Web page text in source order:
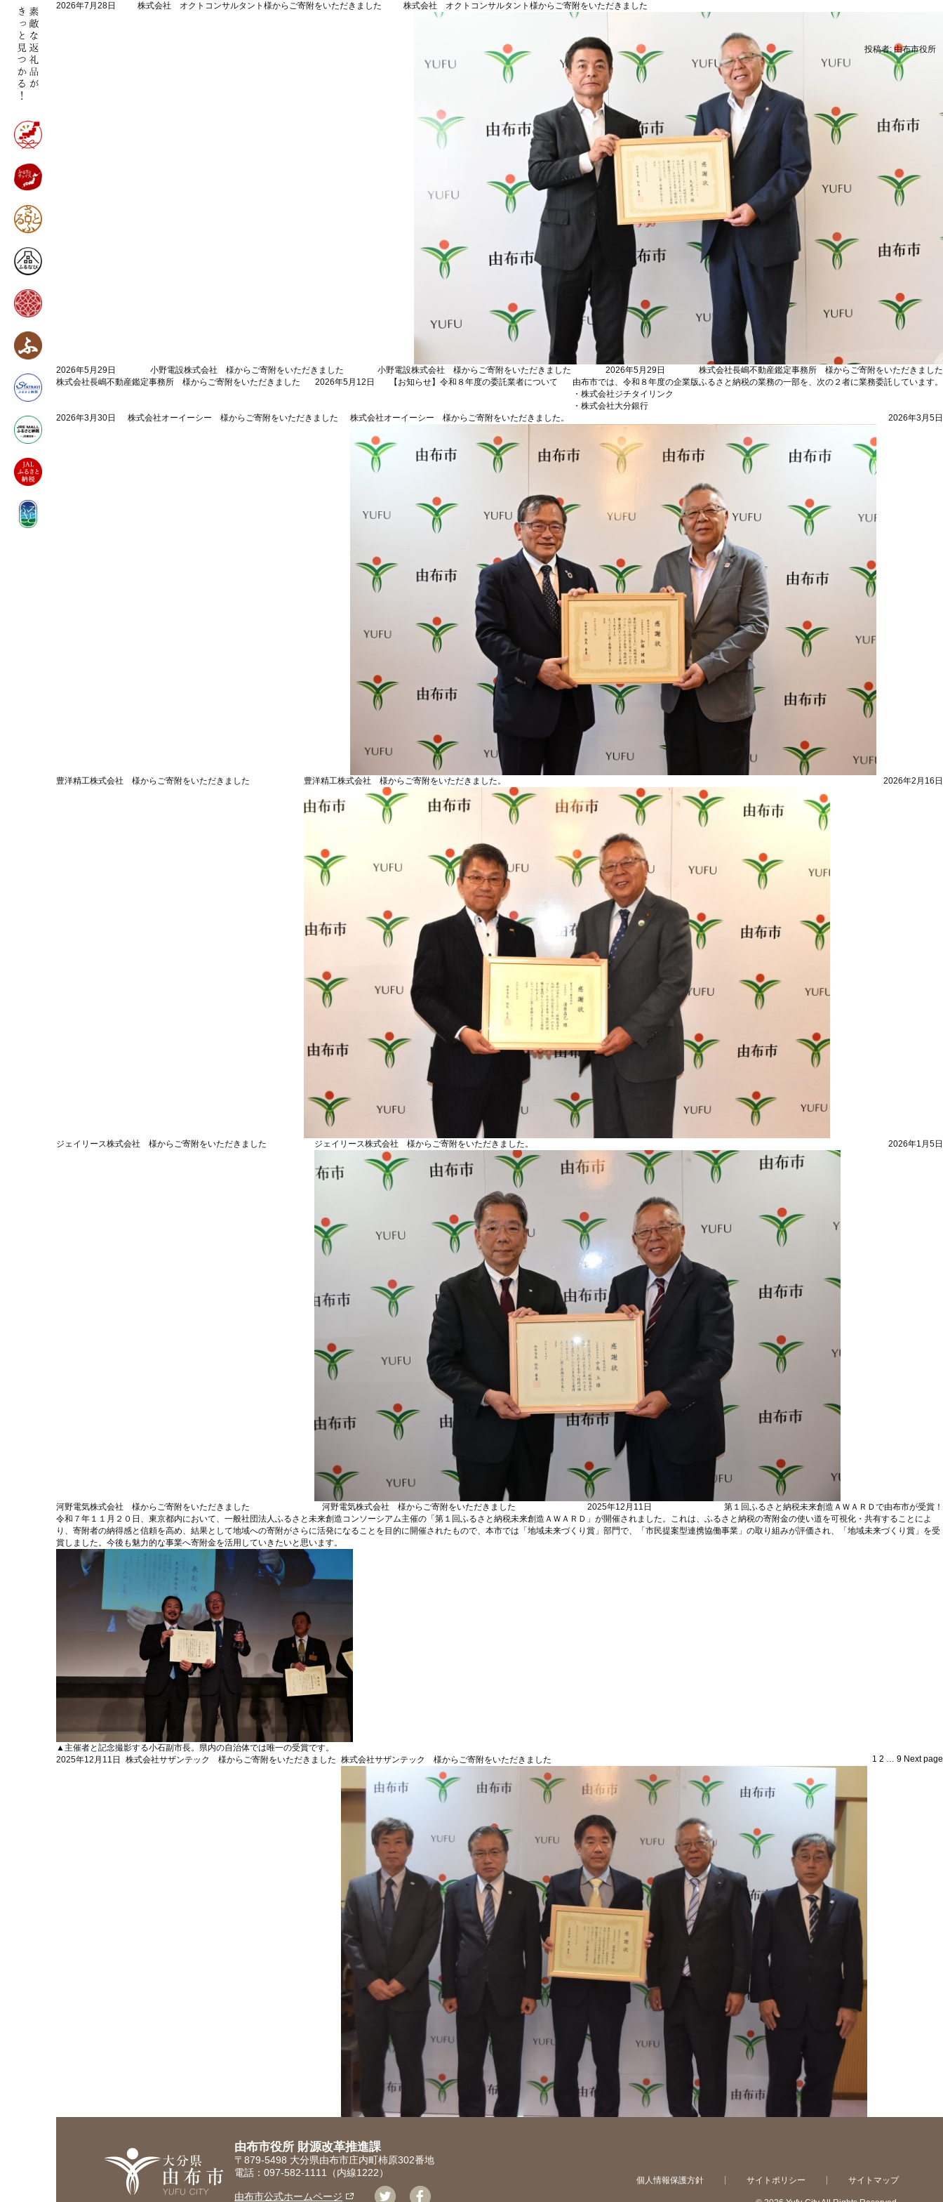
投稿者: 由布市役所
2026年7月28日 株式会社 オクトコンサルタント様からご寄附をいただきました 株式会社 オクトコンサルタント様からご寄附をいただきました
2026年5月29日 小野電設株式会社 様からご寄附をいただきました 小野電設株式会社 様からご寄附をいただきました 2026年5月29日
株式会社長嶋不動産鑑定事務所 様からご寄附をいただきました
株式会社長嶋不動産鑑定事務所 様からご寄附をいただきました
2026年5月12日 【お知らせ】令和８年度の委託業者について
由布市では、令和８年度の企業版ふるさと納税の業務の一部を、次の２者に業務委託しています。
・株式会社ジチタイリンク
・株式会社大分銀行
2026年3月30日
株式会社オーイーシー 様からご寄附をいただきました 株式会社オーイーシー 様からご寄附をいただきました。 2026年3月5日
豊洋精工株式会社 様からご寄附をいただきました 豊洋精工株式会社 様からご寄附をいただきました。 2026年2月16日
ジェイリース株式会社 様からご寄附をいただきました ジェイリース株式会社 様からご寄附をいただきました。 2026年1月5日
河野電気株式会社 様からご寄附をいただきました 河野電気株式会社 様からご寄附をいただきました 2025年12月11日
第１回ふるさと納税未来創造ＡＷＡＲＤで由布市が受賞！
令和７年１１月２０日、東京都内において、一般社団法人ふるさと未来創造コンソーシアム主催の「第１回ふるさと納税未来創造ＡＷＡＲＤ」が開催されました。これは、ふるさと納税の寄附金の使い道を可視化・共有することによ
り、寄附者の納得感と信頼を高め、結果として地域への寄附がさらに活発になることを目的に開催されたもので、本市では「地域未来づくり賞」部門で、「市民提案型連携協働事業」の取り組みが評価され、「地域未来づくり賞」を受
賞しました。今後も魅力的な事業へ寄附金を活用していきたいと思います。
▲主催者と記念撮影する小石副市長。県内の自治体では唯一の受賞です。
2025年12月11日
株式会社サザンテック 様からご寄附をいただきました 株式会社サザンテック 様からご寄附をいただきました
投
Page
1 Page
2 … Page
9 Next page
由布市役所 財源改革推進課
〒879-5498 大分県由布市庄内町柿原302番地
電話：097-582-1111（内線1222）
由布市公式ホームページ
個人情報保護方針 サイトポリシー サイトマップ